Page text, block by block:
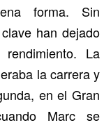
forma. Sin
han dejado
La
la carrera y
en el Gran
Marc se